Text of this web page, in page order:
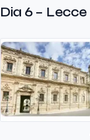
Dia 6 – Lecce